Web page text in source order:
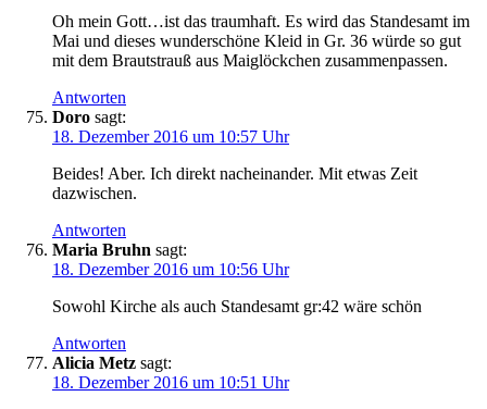
Oh mein Gott…ist das traumhaft. Es wird das Standesamt im
Mai und dieses wunderschöne Kleid in Gr. 36 würde so gut
mit dem Brautstrauß aus Maiglöckchen zusammenpassen.
Antworten
Doro sagt:
18. Dezember 2016 um 10:57 Uhr
Beides! Aber. Ich direkt nacheinander. Mit etwas Zeit
dazwischen.
Antworten
Maria Bruhn sagt:
18. Dezember 2016 um 10:56 Uhr
Sowohl Kirche als auch Standesamt gr:42 wäre schön
Antworten
Alicia Metz sagt:
18. Dezember 2016 um 10:51 Uhr